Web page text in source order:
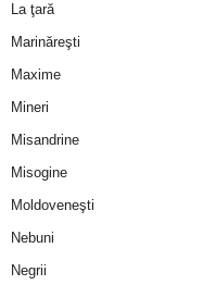
La ţară
Marinăreşti
Maxime
Mineri
Misandrine
Misogine
Moldoveneşti
Nebuni
Negrii